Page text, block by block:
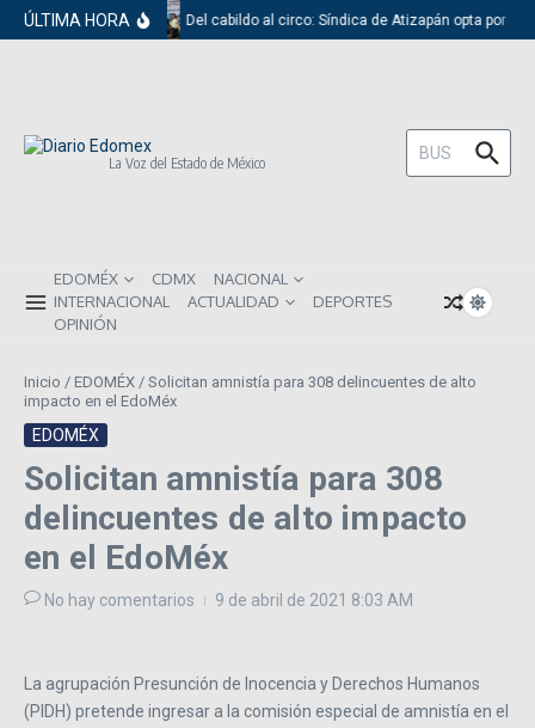
Saltar al contenido
ÚLTIMA HORA Del cabildo al circo: Síndica de Atizapán opta por el
La Voz del Estado de México
Buscar:
EDOMÉX CDMX
NACIONAL
INTERNACIONAL
ACTUALIDAD
DEPORTES
OPINIÓN
Inicio / EDOMÉX / Solicitan amnistía para 308 delincuentes de alto
impacto en el EdoMéx
EDOMÉX
Solicitan amnistía para 308
delincuentes de alto impacto
en el EdoMéx
No hay comentarios 9 de abril de 2021 8:03 AM
La agrupación Presunción de Inocencia y Derechos Humanos
(PIDH) pretende ingresar a la comisión especial de amnistía en el